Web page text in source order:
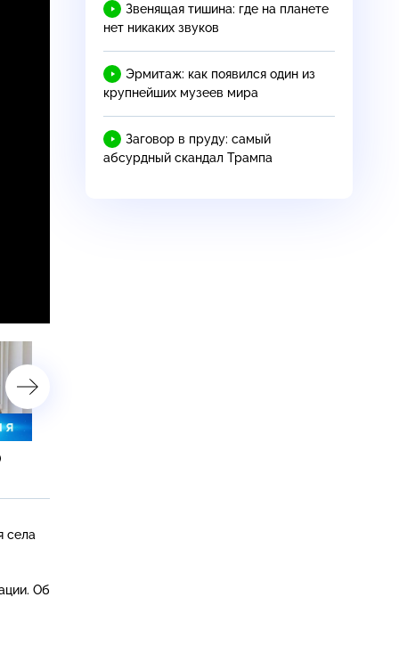
села
Об
Звенящая тишина: где на планете
нет никаких звуков
Эрмитаж: как появился один из
крупнейших музеев мира
Заговор в пруду: самый
абсурдный скандал Трампа